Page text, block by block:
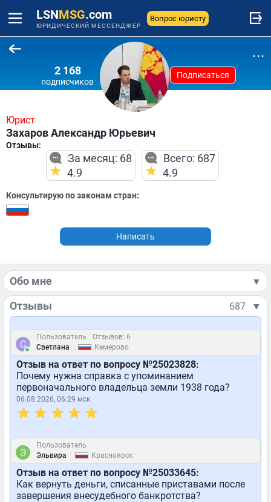
LSNMSG.com
ЮРИДИЧЕСКИЙ МЕССЕНДЖЕР
Вопрос юристу
2 168
подписчиков
Подписаться
...
Юрист
Захаров Александр Юрьевич
Отзывы:
За месяц: 68
4.9
Всего: 687
4.9
Консультирую по законам стран:
Написать
Обо мне ▼
Отзывы 687 ▼
Пользователь
Отзывов: 6
Светлана
Кемерово
Отзыв на ответ по вопросу №25023828:
Почему нужна справка с упоминанием
первоначального владельца земли 1938 года?
06.08.2026, 06:29 мск
Пользователь
Эльвира
Красноярск
Отзыв на ответ по вопросу №25033645:
Как вернуть деньги, списанные приставами после
завершения внесудебного банкротства?